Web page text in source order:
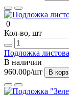
0
Кол-во, шт
Подложка
В наличии
960.00р/шт В